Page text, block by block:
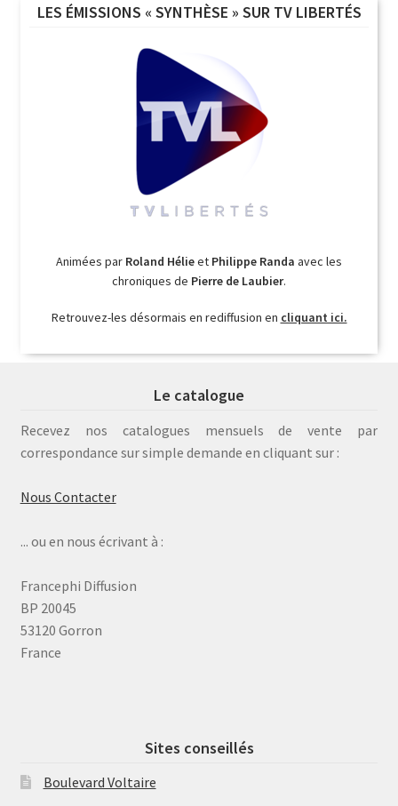
LES ÉMISSIONS « SYNTHÈSE » SUR TV LIBERTÉS
Animées par Roland Hélieet Philippe Randa avec les
chroniques de Pierre de Laubier.
Retrouvez-les désormais en rediffusion en cliquant ici.
Le catalogue
Recevez nos catalogues mensuels de vente par
correspondance sur simple demande en cliquant sur :
Nous Contacter
... ou en nous écrivant à :
Francephi Diffusion
BP 20045
53120 Gorron
France
Sites conseillés
Boulevard Voltaire